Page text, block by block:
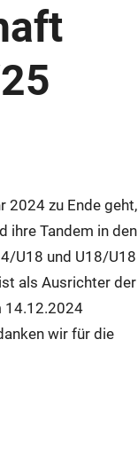
2024 zu Ende geht,
ihre Tandem in den
U18 und U18/U18
als Ausrichter der
14.12.2024
wir für die